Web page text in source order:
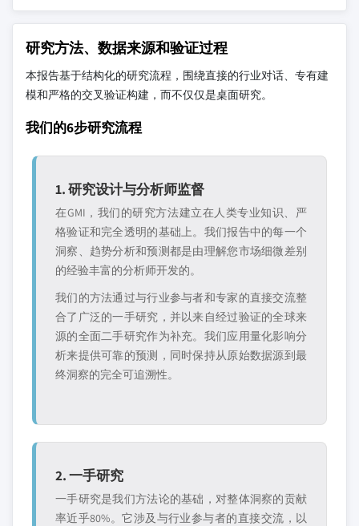
研究方法、数据来源和验证过程
本报告基于结构化的研究流程，围绕直接的行业对话、专有建
模和严格的交叉验证构建，而不仅仅是桌面研究。
我们的6步研究流程
1. 研究设计与分析师监督
在GMI，我们的研究方法建立在人类专业知识、严
格验证和完全透明的基础上。我们报告中的每一个
洞察、趋势分析和预测都是由理解您市场细微差别
的经验丰富的分析师开发的。
我们的方法通过与行业参与者和专家的直接交流整
合了广泛的一手研究，并以来自经过验证的全球来
源的全面二手研究作为补充。我们应用量化影响分
析来提供可靠的预测，同时保持从原始数据源到最
终洞察的完全可追溯性。
2. 一手研究
一手研究是我们方法论的基础，对整体洞察的贡献
率近乎80%。它涉及与行业参与者的直接交流，以